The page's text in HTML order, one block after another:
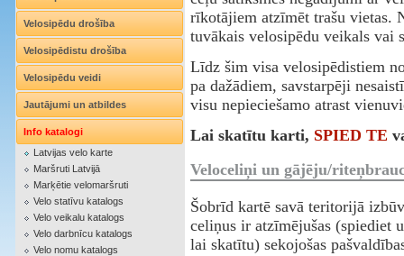
Velosipēdu drošība
Velosipēdistu drošība
Velosipēdu veidi
Jautājumi un atbildes
Info katalogi
Latvijas velo karte
Maršruti Latvijā
Marķētie velomaršruti
Velo statīvu katalogs
Velo veikalu katalogs
Velo darbnīcu katalogs
Velo nomu katalogs
rīkotājiem atzīmēt trašu vietas.
tuvākais velosipēdu veikals vai
Līdz šim visa velosipēdistiem
pa dažādiem, savstarpēji
visu nepieciešamo atrast
Lai skatītu karti, SPIED TE
Veloceliņi un gājēju/
Šobrīd kartē savā teritorijā
celiņus ir atzīmējušas (spiediet
lai skatītu) sekojošas